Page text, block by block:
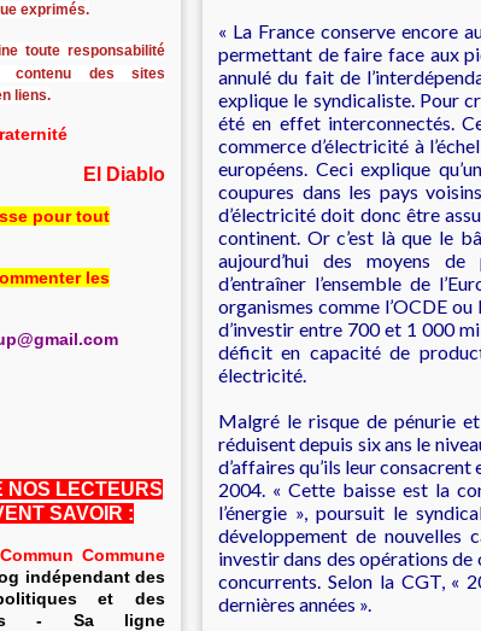
exprimés.
toute responsabilité
contenu des sites
liens.
El Diablo
pour tout
les
NOS LECTEURS
SAVOIR :
Commun Commune
indépendant des
et des
- Sa ligne
« La France conserve encore
permettant de faire face aux
annulé du fait de
explique le syndicaliste. Pour
été en effet interconnectés.
commerce d’électricité à
européens. Ceci explique
coupures dans les pays
d’électricité doit donc être
continent. Or c’est là que le
aujourd’hui des moyens
d’entraîner l’ensemble de
organismes comme l’OCDE
d’investir entre 700 et 1 000
déficit en capacité de
électricité.
Malgré le risque de pénurie
réduisent depuis six ans le
d’affaires qu’ils leur
2004. « Cette baisse est la
l’énergie », poursuit le
développement de nouvelles
investir dans des opérations de
concurrents. Selon la CGT, «
dernières années ».